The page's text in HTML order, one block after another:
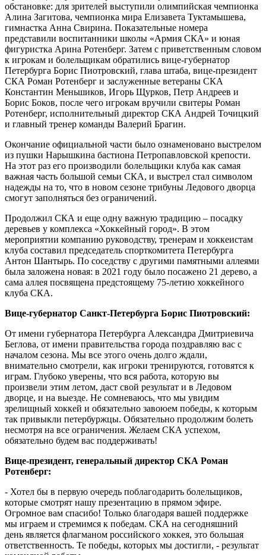
обстановке: для зрителей выступили олимпийская чемпионка
Алина Загитова, чемпионка мира Елизавета Туктамышева,
гимнастка Анна Свирина. Показательные номера
представили воспитанники школы «Армия СКА» и юная
фигуристка Арина Ротенберг. Затем с приветственным словом
к игрокам и болельщикам обратились вице-губернатор
Петербурга Борис Пиотровский, глава штаба, вице-президент
СКА Роман Ротенберг и заслуженные ветераны СКА
Константин Меньшиков, Игорь Щурков, Петр Андреев и
Борис Боков, после чего игрокам вручили свитеры Роман
Ротенберг, исполнительный директор СКА Андрей Точицкий
и главный тренер команды Валерий Брагин.
Окончание официальной части было ознаменовано выстрелом
из пушки Нарышкина бастиона Петропавловской крепости.
На этот раз его производили болельщики клуба как самая
важная часть большой семьи СКА, и выстрел стал символом
надежды на то, что в новом сезоне трибуны Ледового дворца
смогут заполняться без ограничений.
Продолжил СКА и еще одну важную традицию – посадку
деревьев у комплекса «Хоккейный город». В этом
мероприятии компанию руководству, тренерам и хоккеистам
клуба составил председатель спорткомитета Петербурга
Антон Шантырь. По соседству с другими памятными аллеями
была заложена новая: в 2021 году было посажено 21 дерево, а
сама аллея посвящена предстоящему 75-летию хоккейного
клуба СКА.
Вице-губернатор Санкт-Петербурга Борис Пиотровский:
От имени губернатора Петербурга Александра Дмитриевича
Беглова, от имени правительства города поздравляю вас с
началом сезона. Мы все этого очень долго ждали,
внимательно смотрели, как игроки тренируются, готовятся к
играм. Глубоко уверены, что вся работа, которую вы
произвели этим летом, даст свой результат и в Ледовом
дворце, и на выезде. Не сомневаюсь, что мы увидим
зрелищный хоккей и обязательно завоюем победы, к которым
так привыкли петербуржцы. Обязательно продолжим болеть
несмотря на все ограничения. Желаем СКА успехом,
обязательно будем вас поддерживать!
Вице-президент, генеральный директор СКА Роман
Ротенберг:
- Хотел бы в первую очередь поблагодарить болельщиков,
которые смотрят нашу презентацию в прямом эфире.
Огромное вам спасибо! Только благодаря вашей поддержке
мы играем и стремимся к победам. СКА на сегодняшний
день является флагманом российского хоккея, это большая
ответственность. Те победы, которых мы достигли, - результат